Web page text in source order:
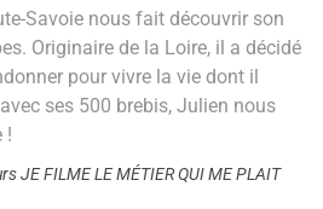
Savoie nous fait découvrir son
Originaire de la Loire, il a décidé
pour vivre la vie dont il
ses 500 brebis, Julien nous
!
JE FILME LE MÉTIER QUI ME PLAIT